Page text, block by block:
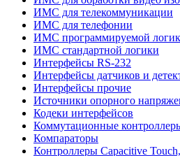
ИМС для телекоммуникации
ИМС для телефонии
ИМС программируемой
ИМС стандартной логики
Интерфейсы RS-232
Интерфейсы датчиков и
Интерфейсы прочие
Источники опорного
Кодеки интерфейсов
Коммутационные
Компараторы
Контроллеры Capacitive